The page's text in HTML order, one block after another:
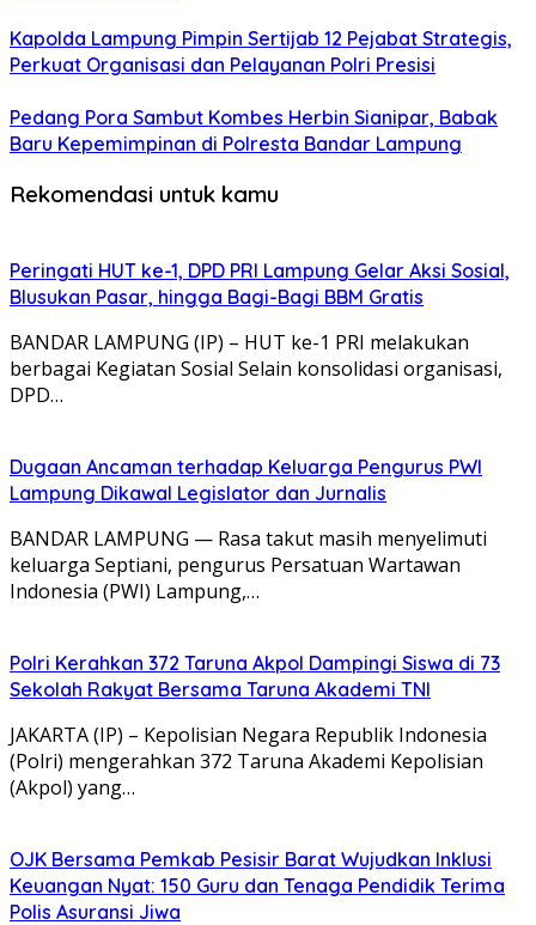
Kapolda Lampung Pimpin Sertijab 12 Pejabat Strategis,
Perkuat Organisasi dan Pelayanan Polri Presisi
Pedang Pora Sambut Kombes Herbin Sianipar, Babak
Baru Kepemimpinan di Polresta Bandar Lampung
Rekomendasi untuk kamu
Peringati HUT ke-1, DPD PRI Lampung Gelar Aksi Sosial,
Blusukan Pasar, hingga Bagi-Bagi BBM Gratis
BANDAR LAMPUNG (IP) – HUT ke-1 PRI melakukan
berbagai Kegiatan Sosial Selain konsolidasi organisasi,
DPD…
Dugaan Ancaman terhadap Keluarga Pengurus PWI
Lampung Dikawal Legislator dan Jurnalis
BANDAR LAMPUNG — Rasa takut masih menyelimuti
keluarga Septiani, pengurus Persatuan Wartawan
Indonesia (PWI) Lampung,…
Polri Kerahkan 372 Taruna Akpol Dampingi Siswa di 73
Sekolah Rakyat Bersama Taruna Akademi TNI
JAKARTA (IP) – Kepolisian Negara Republik Indonesia
(Polri) mengerahkan 372 Taruna Akademi Kepolisian
(Akpol) yang…
OJK Bersama Pemkab Pesisir Barat Wujudkan Inklusi
Keuangan Nyat: 150 Guru dan Tenaga Pendidik Terima
Polis Asuransi Jiwa